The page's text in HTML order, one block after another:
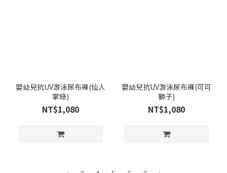
嬰幼兒抗UV游泳尿布褲(仙人
掌綠)
NT$1,080
嬰幼兒抗UV游泳尿布褲(可可
獅子)
NT$1,080